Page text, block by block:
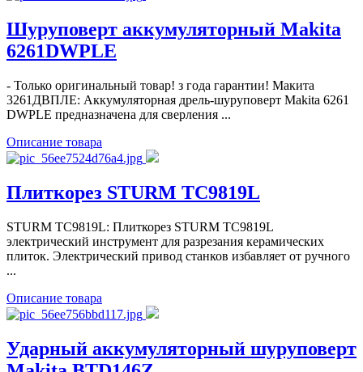
Шуруповерт аккумуляторный Makita
6261DWPLE
- Только оригинальный товар! з года гарантии! Макита
3261ДВПЛЕ: Аккумуляторная дрель-шуруповерт Makita 6261
DWPLE предназначена для сверления ...
Описание товара
Плиткорез STURM TC9819L
STURM TC9819L: Плиткорез STURM TC9819L
электрический инструмент для разрезания керамических
плиток. Электрический привод станков избавляет от ручного
...
Описание товара
Ударный аккумуляторный шуруповерт